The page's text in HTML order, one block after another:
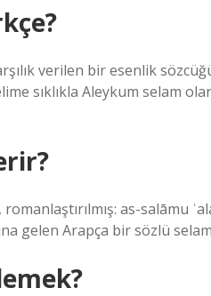
verilen bir esenlik
sıklıkla Aleykum selam
gelen Arapça bir sözlü